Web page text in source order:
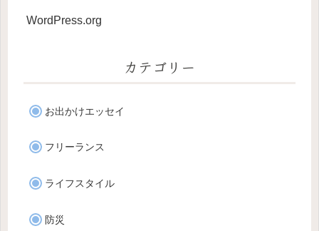
WordPress.org
カテゴリー
お出かけエッセイ
フリーランス
ライフスタイル
防災